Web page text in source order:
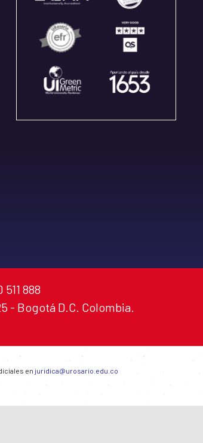
888
- Bogotá D.C. Colombia.
en juridica@urosario.edu.co